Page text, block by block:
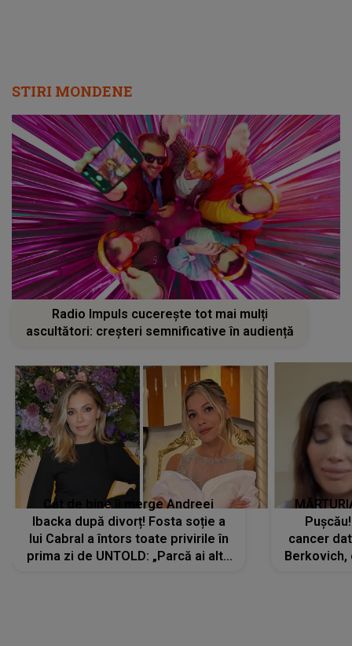
STIRI MONDENE
Radio Impuls cucerește tot mai mulți
ascultători: creșteri semnificative în audiență
Cât de bine îi merge Andreei
Ibacka după divorț! Fosta soție a
lui Cabral a întors toate privirile în
prima zi de UNTOLD: „Parcă ai altă
cancer
Berkovich,